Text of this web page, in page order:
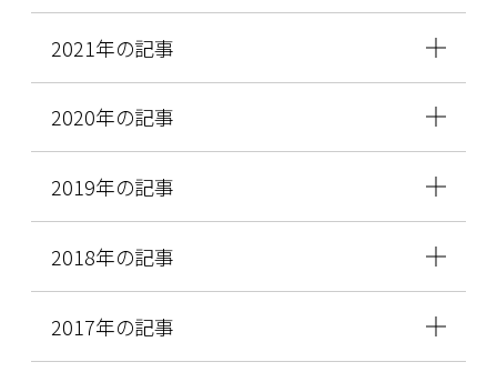
2021年の記事
2020年の記事
2019年の記事
2018年の記事
2017年の記事